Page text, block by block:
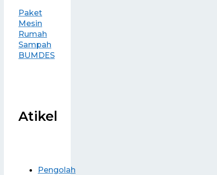
Paket
Mesin
Rumah
Sampah
BUMDES
Atikel
Pengolah